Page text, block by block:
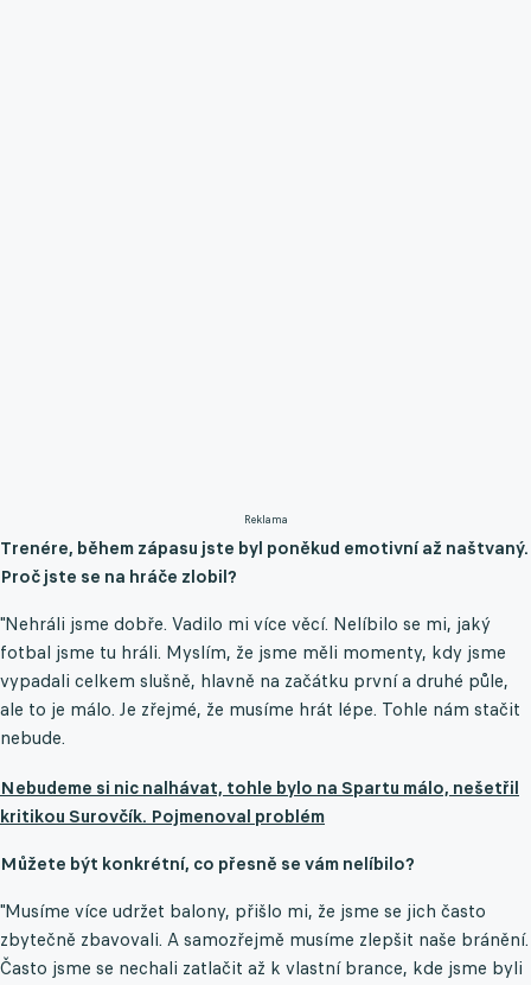
Reklama
Trenére, během zápasu jste byl poněkud emotivní až naštvaný.
Proč jste se na hráče zlobil?
"Nehráli jsme dobře. Vadilo mi více věcí. Nelíbilo se mi, jaký
fotbal jsme tu hráli. Myslím, že jsme měli momenty, kdy jsme
vypadali celkem slušně, hlavně na začátku první a druhé půle,
ale to je málo. Je zřejmé, že musíme hrát lépe. Tohle nám stačit
nebude.
Nebudeme si nic nalhávat, tohle bylo na Spartu málo, nešetřil
kritikou Surovčík. Pojmenoval problém
Můžete být konkrétní, co přesně se vám nelíbilo?
"Musíme více udržet balony, přišlo mi, že jsme se jich často
zbytečně zbavovali. A samozřejmě musíme zlepšit naše bránění.
Často jsme se nechali zatlačit až k vlastní brance, kde jsme byli